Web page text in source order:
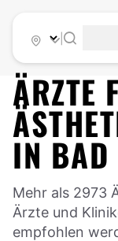
ÄRZTE
IN BAD
Mehr als 2973
Ärzte und
empfohlen